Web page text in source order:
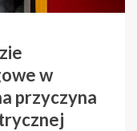
w
przyczyna